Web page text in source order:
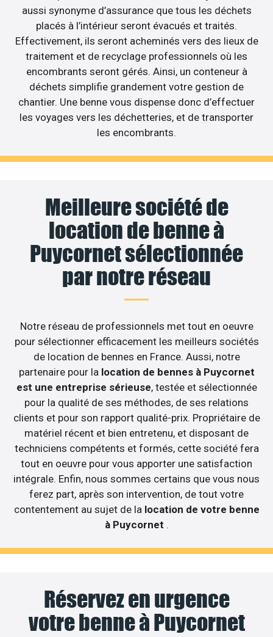
aussi synonyme d’assurance que tous les déchets
placés à l’intérieur seront évacués et traités.
Effectivement, ils seront acheminés vers des lieux de
traitement et de recyclage professionnels où les
encombrants seront gérés. Ainsi, un conteneur à
déchets simplifie grandement votre gestion de
chantier. Une benne vous dispense donc d’effectuer
les voyages vers les déchetteries, et de transporter
les encombrants.
Meilleure société de
location de benne à
Puycornet sélectionnée
par notre réseau
Notre réseau de professionnels met tout en oeuvre
pour sélectionner efficacement les meilleurs sociétés
de location de bennes en France. Aussi, notre
partenaire pour la location de bennes à Puycornet
est une entreprise sérieuse, testée et sélectionnée
pour la qualité de ses méthodes, de ses relations
clients et pour son rapport qualité-prix. Propriétaire de
matériel récent et bien entretenu, et disposant de
techniciens compétents et formés, cette société fera
tout en oeuvre pour vous apporter une satisfaction
intégrale. Enfin, nous sommes certains que vous nous
ferez part, après son intervention, de tout votre
contentement au sujet de la location de votre benne
à Puycornet .
Réservez en urgence
votre benne à Puycornet